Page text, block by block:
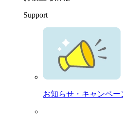
Support
お知らせ・キャンペー